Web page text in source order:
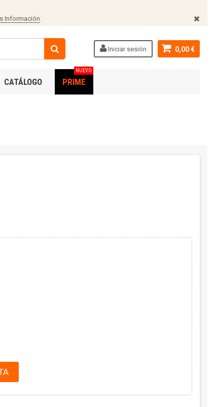
Información.
0,00 €
Iniciar sesión
CATÁLOGO PRIME
NUEVO